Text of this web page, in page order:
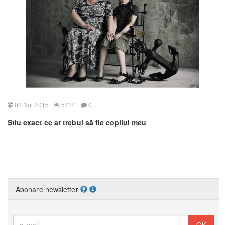
02 Noi 2015 5714 0
Știu exact ce ar trebui să fie copilul meu
Abonare newsletter